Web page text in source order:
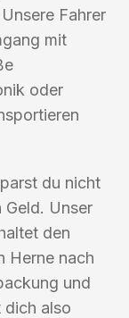
Fahrer
mit
oder
du nicht
Geld. Unser
den
Herne nach
und
dich also